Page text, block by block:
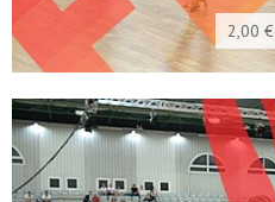
2,00 €